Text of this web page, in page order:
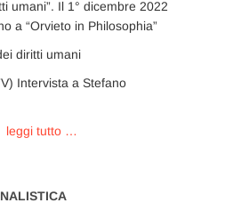
umani”. Il 1° dicembre 2022
a “Orvieto in Philosophia”
diritti umani
Intervista a Stefano
leggi tutto …